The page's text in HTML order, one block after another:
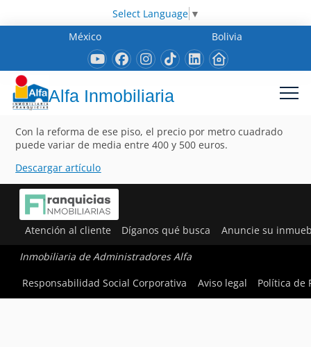
Select Language ▼
México
Bolivia
Alfa Inmobiliaria
Con la reforma de ese piso, el precio por metro cuadrado
puede variar de media entre 400 y 500 euros.
Descargar artículo
Atención al cliente Díganos qué busca Anuncie su
Inmobiliaria de Administradores Alfa
Responsabilidad Social Corporativa
Aviso legal Política de